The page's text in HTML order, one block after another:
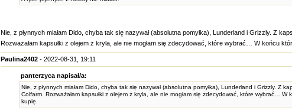
Nie, z płynnych miałam Dido, chyba tak się nazywał (absolutna pomyłka), Lunderland i Grizzly. Z
Rozważałam kapsułki z olejem z kryla, ale nie mogłam się zdecydować, które wybrać… W końcu
Paulina2402- 2022-08-31, 19:11
panterzyca napisał/a:
Nie, z płynnych miałam Dido, chyba tak się nazywał (absolutna pomyłka), Lunderland i Grizzly. Z
Colfarm. Rozważałam kapsułki z olejem z kryla, ale nie mogłam się zdecydować, które wybrać… W
kupię.